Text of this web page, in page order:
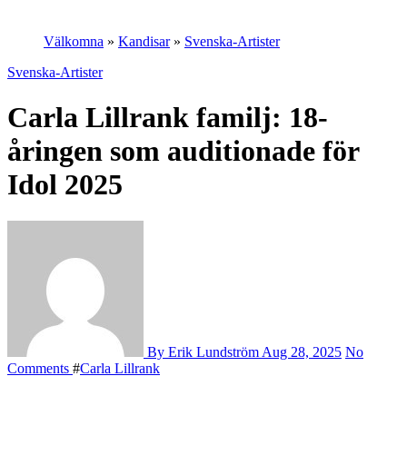
Välkomna » Kandisar» Svenska-Artister
Svenska-Artister
Carla Lillrank familj: 18-
åringen som auditionade för
Idol 2025
By Erik Lundström Aug 28, 2025 No
Comments #Carla Lillrank